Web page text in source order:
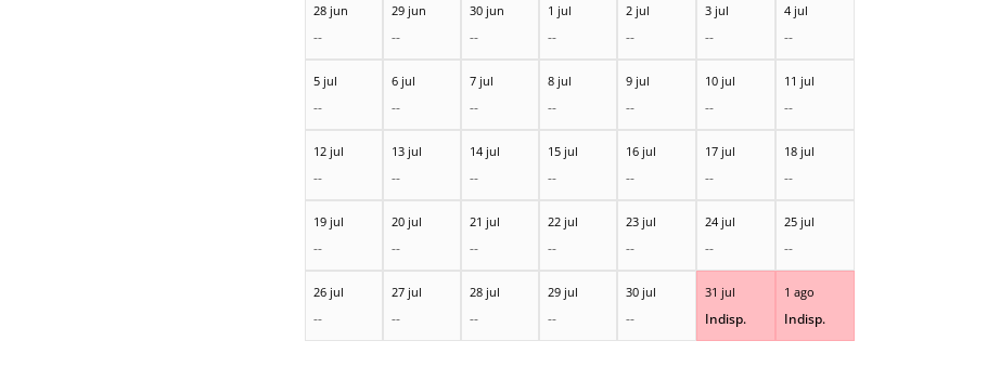
28 jun
--
29 jun
--
30 jun
--
1 jul
--
2 jul
--
3 jul
--
4 jul
--
5 jul
--
6 jul
--
7 jul
--
8 jul
--
9 jul
--
10 jul
--
11 jul
--
12 jul
--
13 jul
--
14 jul
--
15 jul
--
16 jul
--
17 jul
--
18 jul
--
19 jul
--
20 jul
--
21 jul
--
22 jul
--
23 jul
--
24 jul
--
25 jul
--
26 jul
--
27 jul
--
28 jul
--
29 jul
--
30 jul
--
31 jul
Indisp.
1 ago
Indisp.